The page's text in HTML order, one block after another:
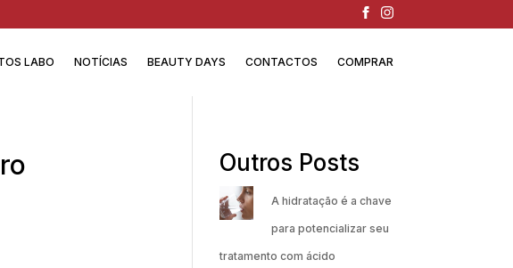
LABO NOTÍCIAS BEAUTY DAYS CONTACTOS COMPRAR
Outros Posts
A hidratação é a chave
para potencializar seu
tratamento com ácido